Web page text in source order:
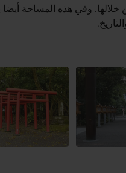
وفي هذه المساحة